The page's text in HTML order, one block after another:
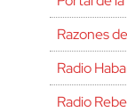
Razones
Radio
Radio